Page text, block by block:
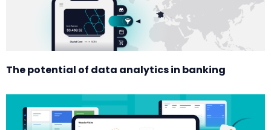
The potential of data analytics in banking